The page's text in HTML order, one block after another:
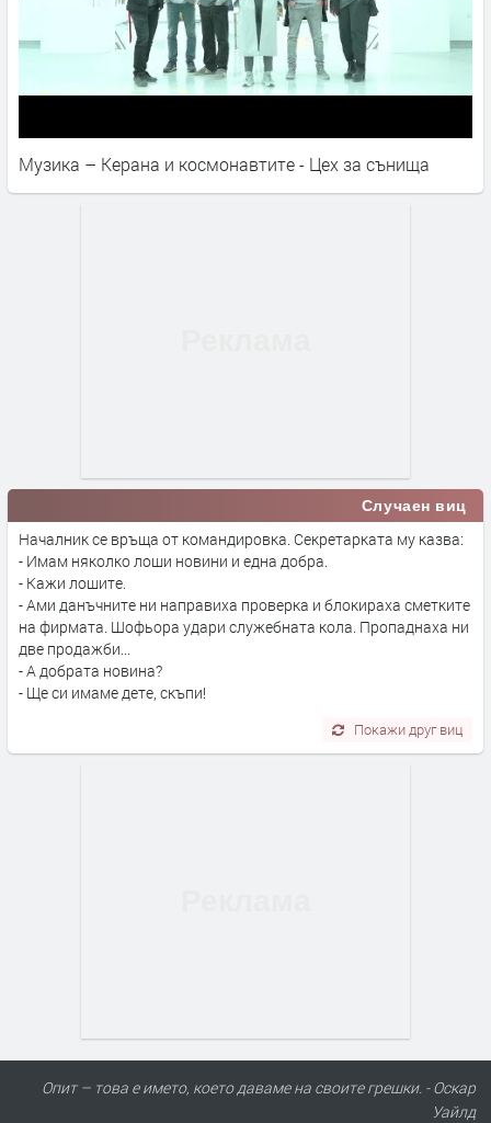
Музика – Керана и космонавтите - Цех за сънища
Случаен виц
Началник се връща от командировка. Секретарката му казва:
- Имам няколко лоши новини и една добра.
- Кажи лошите.
- Ами данъчните ни направиха проверка и блокираха сметките
на фирмата. Шофьора удари служебната кола. Пропаднаха ни
две продажби...
- А добрата новина?
- Ще си имаме дете, скъпи!
Покажи друг виц
Опит – това е името, което даваме на своите грешки. - Оскар
Уайлд